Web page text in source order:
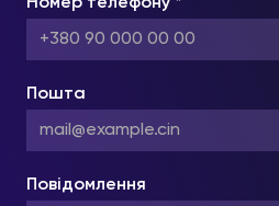
Пошта
Повідомлення